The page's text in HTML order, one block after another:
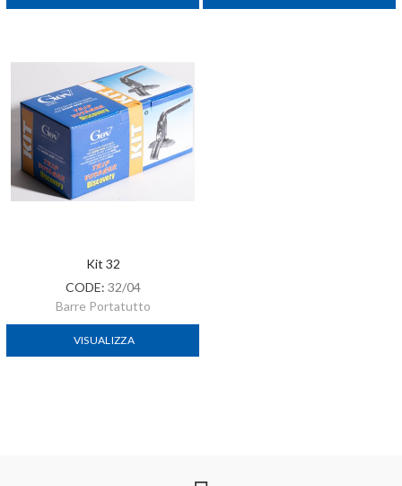
Kit 32
CODE: 32/04
Barre Portatutto
VISUALIZZA